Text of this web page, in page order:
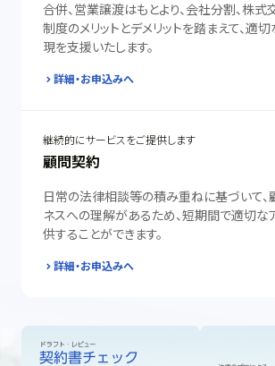
合併、営業譲渡はもとより、会社分割、株
制度のメリットとデメリットを踏まえて、適
現を支援いたします。
詳細・お申込みへ
継続的にサービスをご提供します
顧問契約
日常の法律相談等の積み重ねに基づいて
ネスへの理解があるため、短期間で適切な
供することができます。
詳細・お申込みへ